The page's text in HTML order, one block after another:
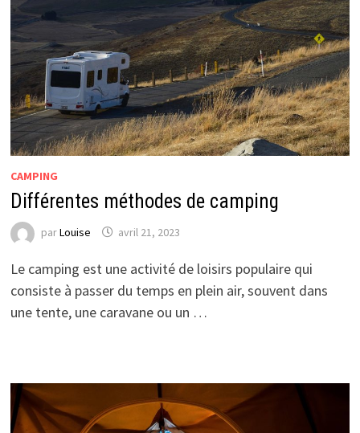
CAMPING
Différentes méthodes de camping
parLouise avril 21, 2023
Le camping est une activité de loisirs populaire qui
consiste à passer du temps en plein air, souvent dans
une tente, une caravane ou un …